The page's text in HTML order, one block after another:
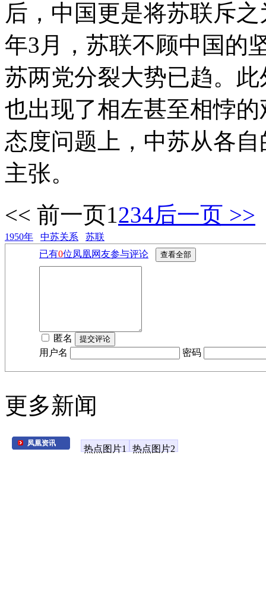
后，中国更是将苏联斥
年3月，苏联不顾中国的
苏两党分裂大势已趋。
也出现了相左甚至相悖
态度问题上，中苏从各
主张。
<< 前一页1234后一页 >>
1950年 中苏关系
苏联
已有0位凤凰网友参与评论
匿名
用户名
密码
更多新闻
凤凰资讯
热点图片1 热点图片2